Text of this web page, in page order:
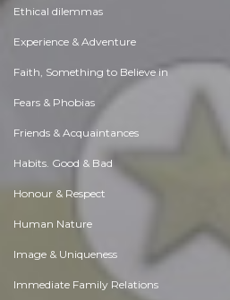
Ethical dilemmas
Experience & Adventure
Faith, Something to Believe in
Fears & Phobias
Friends & Acquaintances
Habits. Good & Bad
Honour & Respect
Human Nature
Image & Uniqueness
Immediate Family Relations